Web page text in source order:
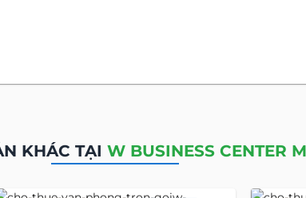
phường Xuân Hòa, Hồ Chí Minh
Võ Thị Sáu, Quận 3, Hồ Chí Minh
tọa lạc trên con đường thuộc trục giao thông quan